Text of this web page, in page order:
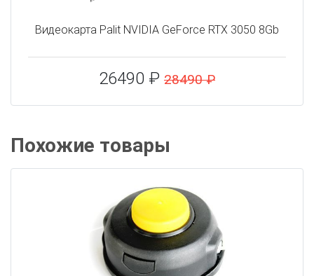
Видеокарта Palit NVIDIA GeForce RTX 3050 8Gb
26490 ₽ 28490 ₽
Похожие товары